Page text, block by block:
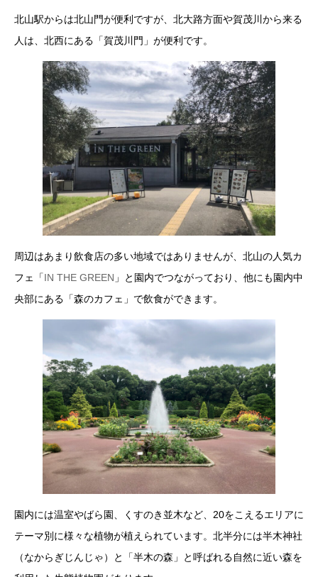
北山駅からは北山門が便利ですが、北大路方面や賀茂川から来る
人は、北西にある「賀茂川門」が便利です。
周辺はあまり飲食店の多い地域ではありませんが、北山の人気カ
フェ「IN THE GREEN 」と園内でつながっており、他にも園内中
央部にある「森のカフェ」で飲食ができます。
園内には温室やばら園、くすのき並木など、20をこえるエリアに
テーマ別に様々な植物が植えられています。北半分には半木神社
（なからぎじんじゃ）と「半木の森」と呼ばれる自然に近い森を